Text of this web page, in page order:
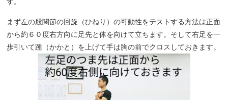
まず左の股関節の回旋（ひねり）の可動性をテストする方法は正面
から約６０度右方向に足先と体を向けて立ちます。そして右足を一
歩引いて踵（かかと）を上げて手は胸の前でクロスしておきます。